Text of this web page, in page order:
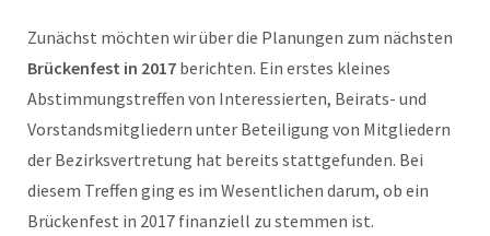
Zunächst möchten wir über die Planungen zum nächsten
Brückenfest in 2017 berichten. Ein erstes kleines
Abstimmungstreffen von Interessierten, Beirats- und
Vorstandsmitgliedern unter Beteiligung von Mitgliedern
der Bezirksvertretung hat bereits stattgefunden. Bei
diesem Treffen ging es im Wesentlichen darum, ob ein
Brückenfest in 2017 finanziell zu stemmen ist.